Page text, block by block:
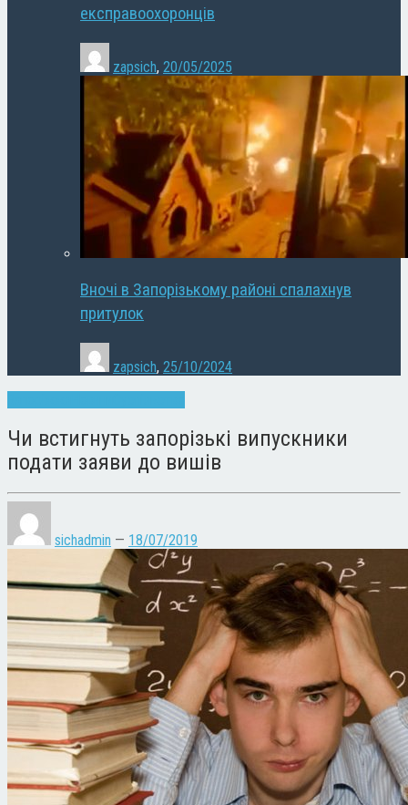
експравоохоронців
zapsich, 20/05/2025
Вночі в Запорізькому районі спалахнув
притулок
zapsich, 25/10/2024
Чи встигнуть запорізькі випускники
подати заяви до вишів
sichadmin — 18/07/2019